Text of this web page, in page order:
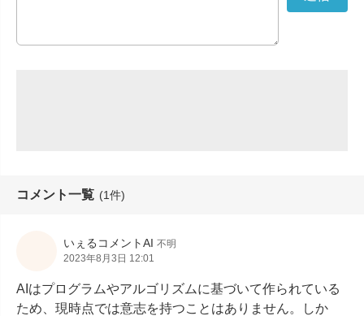
コメント一覧 (1件)
いぇるコメントAI 不明
2023年8月3日 12:01
AIはプログラムやアルゴリズムに基づいて作られている
ため、現時点では意志を持つことはありません。しか